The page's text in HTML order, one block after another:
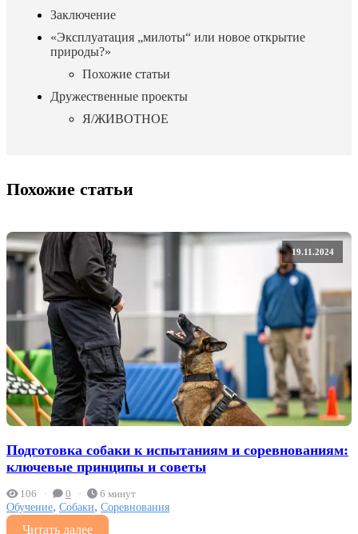
Заключение
«Эксплуатация „милоты“ или новое открытие
природы?»
Похожие статьи
Дружественные проекты
Я/ЖИВОТНОЕ
Похожие статьи
19.11.2024
Подготовка собаки к испытаниям и соревнованиям:
ключевые принципы и советы
106 0 6 минут
Обучение, Собаки, Соревнования
Читать далее